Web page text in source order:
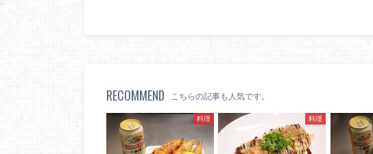
RECOMMEND こちらの記事も人気です。
料理 料理